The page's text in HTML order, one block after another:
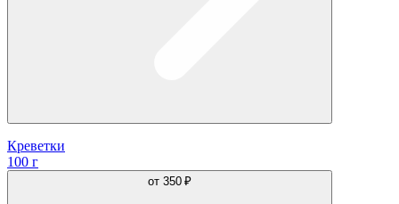
Креветки
100 г
от 350 ₽